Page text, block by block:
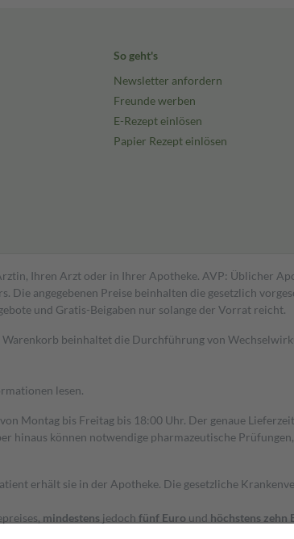
So geht's
Newsletter anfordern
Freunde werben
E-Rezept einlösen
Papier Rezept einlösen
Ihren Arzt oder in Ihrer Apotheke. AVP: Üblicher
angegebenen Preise beinhalten die gesetzlich
und Gratis-Beigaben nur solange der Vorrat reicht.
beinhaltet die Durchführung von
lesen.
Montag bis Freitag bis 18:00 Uhr. Der genaue
hinaus können notwendige pharmazeutische
erhält sie in der Apotheke. Die gesetzliche
mindestens jedoch fünf Euro und höchstens zehn